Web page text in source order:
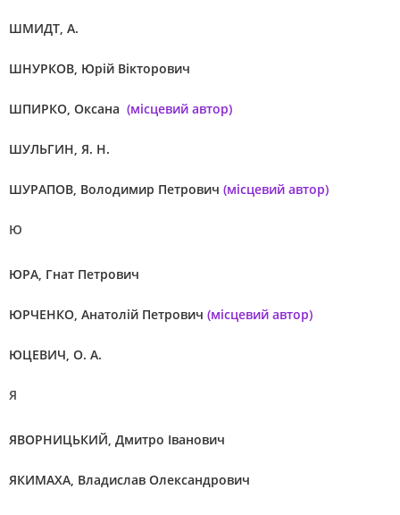
ШМИДТ, А.
ШНУРКОВ, Юрій Вікторович
ШПИРКО, Оксана (місцевий автор)
ШУЛЬГИН, Я. Н.
ШУРАПОВ, Володимир Петрович (місцевий автор)
Ю
ЮРА, Гнат Петрович
ЮРЧЕНКО, Анатолій Петрович (місцевий автор)
ЮЦЕВИЧ, О. А.
Я
ЯВОРНИЦЬКИЙ, Дмитро Іванович
ЯКИМАХА, Владислав Олександрович